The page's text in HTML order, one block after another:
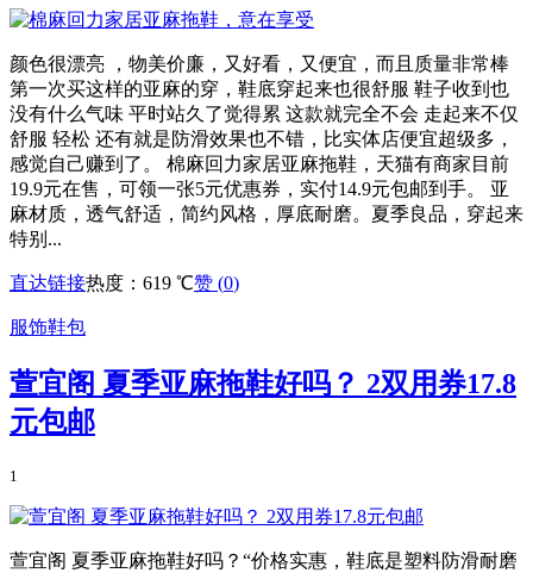
颜色很漂亮 ，物美价廉，又好看，又便宜，而且质量非常棒
第一次买这样的亚麻的穿，鞋底穿起来也很舒服 鞋子收到也
没有什么气味 平时站久了觉得累 这款就完全不会 走起来不仅
舒服 轻松 还有就是防滑效果也不错，比实体店便宜超级多，
感觉自己赚到了。 棉麻回力家居亚麻拖鞋，天猫有商家目前
19.9元在售，可领一张5元优惠券，实付14.9元包邮到手。 亚
麻材质，透气舒适，简约风格，厚底耐磨。夏季良品，穿起来
特别...
直达链接热度：619 ℃赞 (0)
服饰鞋包
萱宜阁 夏季亚麻拖鞋好吗？ 2双用券17.8
元包邮
1
萱宜阁 夏季亚麻拖鞋好吗？“价格实惠，鞋底是塑料防滑耐磨